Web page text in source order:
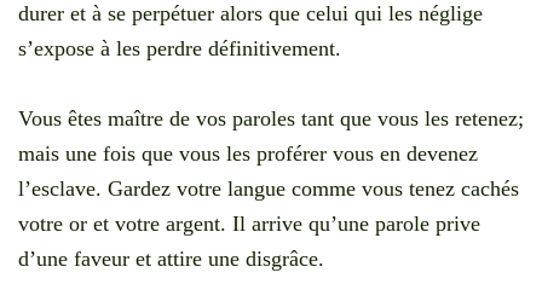
durer et à se perpétuer alors que celui qui les néglige
s’expose à les perdre définitivement.
Vous êtes maître de vos paroles tant que vous les retenez;
mais une fois que vous les proférer vous en devenez
l’esclave. Gardez votre langue comme vous tenez cachés
votre or et votre argent. Il arrive qu’une parole prive
d’une faveur et attire une disgrâce.